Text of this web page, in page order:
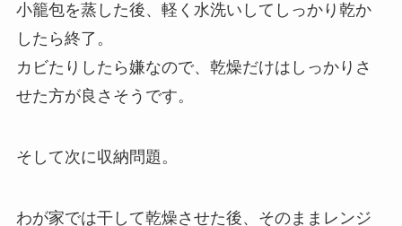
小籠包を蒸した後、軽く水洗いしてしっかり乾か
したら終了。
カビたりしたら嫌なので、乾燥だけはしっかりさ
せた方が良さそうです。
そして次に収納問題。
わが家では干して乾燥させた後、そのままレンジ